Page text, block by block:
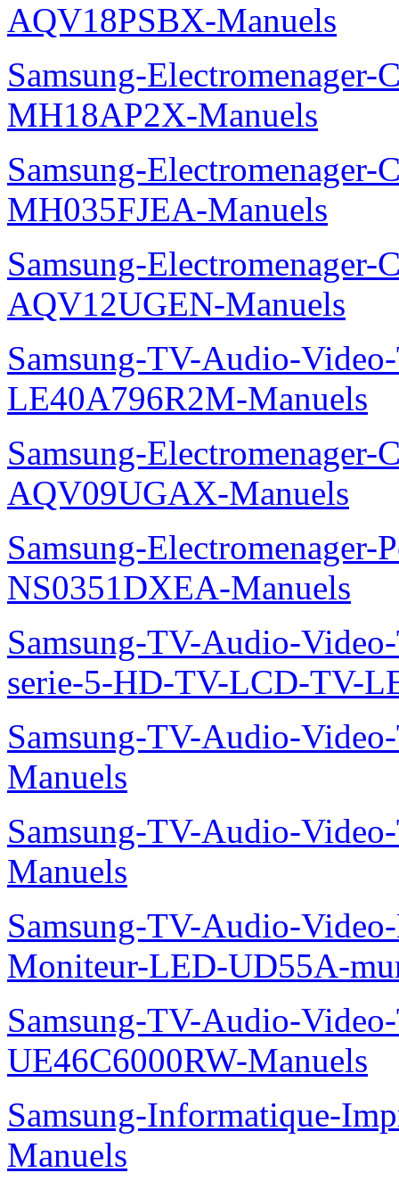
AQV18PSBX-Manuels
Samsung-Electromenager-
MH18AP2X-Manuels
Samsung-Electromenager-
MH035FJEA-Manuels
Samsung-Electromenager-
AQV12UGEN-Manuels
Samsung-TV-Audio-
LE40A796R2M-Manuels
Samsung-Electromenager-
AQV09UGAX-Manuels
Samsung-
NS0351DXEA-Manuels
Samsung-TV-Audio-
serie-5-HD-TV-LCD-TV-
Samsung-TV-Audio-
Manuels
Samsung-TV-Audio-
Manuels
Samsung-TV-Audio-
Moniteur-LED-UD55A-
Samsung-TV-Audio-
UE46C6000RW-Manuels
Samsung-Informatique-
Manuels